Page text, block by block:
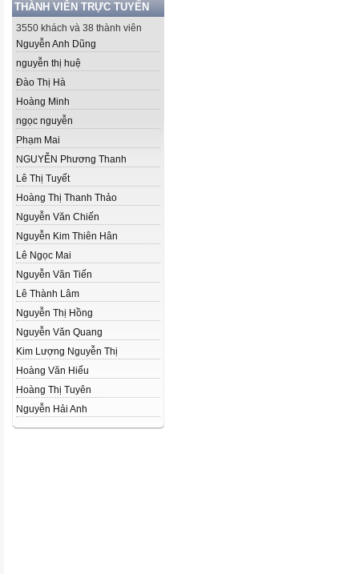
THÀNH VIÊN TRỰC TUYẾN
3550 khách và 38 thành viên
Nguyễn Anh Dũng
nguyễn thị huệ
Đào Thị Hà
Hoàng Minh
ngọc nguyễn
Phạm Mai
NGUYỄN Phương Thanh
Lê Thị Tuyết
Hoàng Thị Thanh Thảo
Nguyễn Văn Chiến
Nguyễn Kim Thiên Hân
Lê Ngọc Mai
Nguyễn Văn Tiến
Lê Thành Lâm
Nguyễn Thị Hồng
Nguyễn Văn Quang
Kim Lượng Nguyễn Thị
Hoàng Văn Hiếu
Hoàng Thị Tuyên
Nguyễn Hải Anh